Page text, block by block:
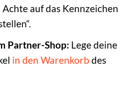
Achte auf das Kennzeichen
Partner-Shop: Lege deine
in den Warenkorb des